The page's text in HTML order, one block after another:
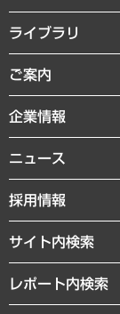
経営戦略
組織・人事戦略
デジタルイノベーション
共生・ダイバーシティ
GRC（ガバナンス・
経済・産業・雇用・労働
まちづくり・観光・交
自然資源・農林水産業
ライブラリ
経済調査
レポート
コラム
経営用語集
受託・受注実績（官公
メディア掲載・出演
ご案内
セミナー・イベント情報
MUFGビジネスセミナ
受託案件情報
企業情報
私たちの想い
社長メッセージ
会社概要
沿革
組織図・本部部室紹介
ニュース
ニュースリリース
お知らせ
採用情報
サイト内検索
レポート内検索